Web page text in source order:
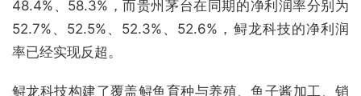
48.4%、58.3%，而贵州茅台在同期的净利润率分别为
52.7%、52.5%、52.3%、52.6%，鲟龙科技的净利润
率已经实现反超。
鲟龙科技构建了覆盖鲟鱼育种与养殖、鱼子酱加工、销